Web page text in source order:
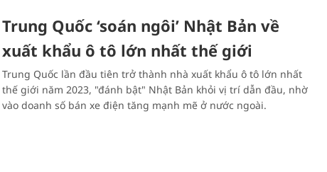
Trung Quốc ‘soán ngôi’ Nhật Bản về
xuất khẩu ô tô lớn nhất thế giới
Trung Quốc lần đầu tiên trở thành nhà xuất khẩu ô tô lớn nhất
thế giới năm 2023, "đánh bật" Nhật Bản khỏi vị trí dẫn đầu, nhờ
vào doanh số bán xe điện tăng mạnh mẽ ở nước ngoài.